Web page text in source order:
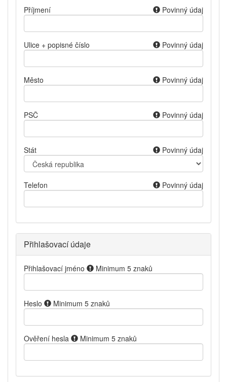
Příjmení Povinný údaj
Ulice + popisné číslo Povinný údaj
Město Povinný údaj
PSČ Povinný údaj
Stát Povinný údaj
Telefon Povinný údaj
Přihlašovací údaje
Přihlašovací jméno Minimum 5 znaků
Heslo Minimum 5 znaků
Ověření hesla Minimum 5 znaků